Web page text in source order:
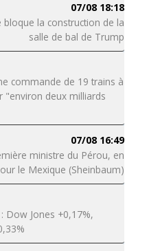
07/08 18:18
la construction de la
salle de bal de Trump
commande de 19 trains à
"environ deux milliards
07/08 16:49
ministre du Pérou, en
le Mexique (Sheinbaum)
Dow Jones +0,17%,